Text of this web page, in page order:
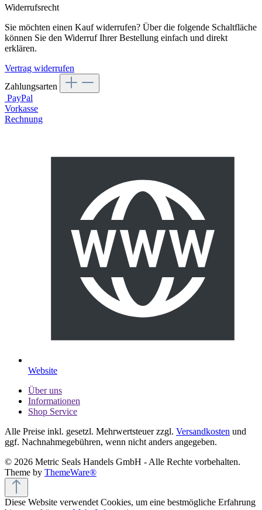
Widerrufsrecht
Sie möchten einen Kauf widerrufen? Über die folgende Schaltfläche
können Sie den Widerruf Ihrer Bestellung einfach und direkt
erklären.
Vertrag widerrufen
Zahlungsarten
PayPal
Vorkasse
Rechnung
Website
Über uns
Informationen
Shop Service
Alle Preise inkl. gesetzl. Mehrwertsteuer zzgl. Versandkosten und
ggf. Nachnahmegebühren, wenn nicht anders angegeben.
© 2026 Metric Seals Handels GmbH - Alle Rechte vorbehalten.
Theme by ThemeWare®
Diese Website verwendet Cookies, um eine bestmögliche Erfahrung